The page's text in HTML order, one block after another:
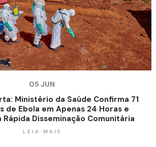
05 JUN
Ministério da Saúde Confirma 71
de Ebola em Apenas 24 Horas e
Disseminação Comunitária
LEIA MAIS